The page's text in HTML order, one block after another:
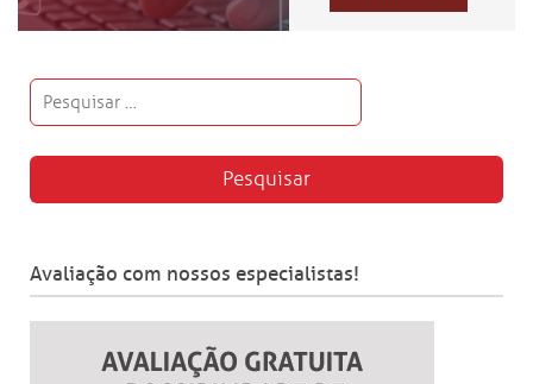
Avaliação com nossos especialistas!